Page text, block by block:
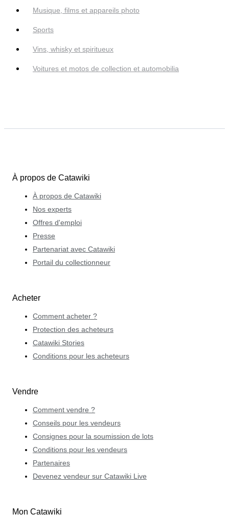
Musique, films et appareils photo
Sports
Vins, whisky et spiritueux
Voitures et motos de collection et automobilia
À propos de Catawiki
À propos de Catawiki
Nos experts
Offres d'emploi
Presse
Partenariat avec Catawiki
Portail du collectionneur
Acheter
Comment acheter ?
Protection des acheteurs
Catawiki Stories
Conditions pour les acheteurs
Vendre
Comment vendre ?
Conseils pour les vendeurs
Consignes pour la soumission de lots
Conditions pour les vendeurs
Partenaires
Devenez vendeur sur Catawiki Live
Mon Catawiki